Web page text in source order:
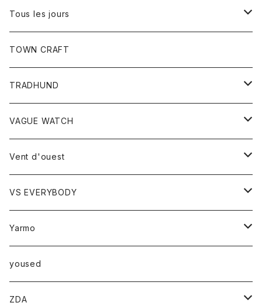
Tシャツ
Tous les jours
トップス
レディース
カットソー
TOWN CRAFT
TRADHUND
セーター
ベスト
VAGUE WATCH
時計
Vent d'ouest
ボトム
スカート
トップス
ベスト
VS EVERYBODY
トップス
Ｔシャツ
Yarmo
アウター
コート
小物
yoused
ZDA